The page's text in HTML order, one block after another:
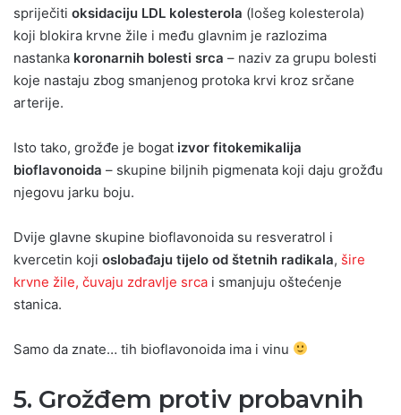
spriječiti oksidaciju LDL kolesterola (lošeg kolesterola)
koji blokira krvne žile i među glavnim je razlozima
nastanka koronarnih bolesti srca – naziv za grupu bolesti
koje nastaju zbog smanjenog protoka krvi kroz srčane
arterije.
Isto tako, grožđe je bogat izvor fitokemikalija
bioflavonoida – skupine biljnih pigmenata koji daju grožđu
njegovu jarku boju.
Dvije glavne skupine bioflavonoida su resveratrol i
kvercetin koji oslobađaju tijelo od štetnih radikala, šire
krvne žile, čuvaju zdravlje srca i smanjuju oštećenje
stanica.
Samo da znate… tih bioflavonoida ima i vinu
5. Grožđem protiv probavnih